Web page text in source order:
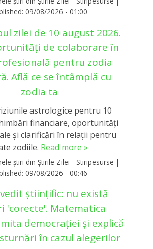
09/08/2026 - 01:00
zilei de 10 august 2026.
de colaborare în
pentru zodia
Află ce se întâmplă cu
zodia ta
astrologice pentru 10
financiare, oportunități
și clarificări în relații pentru
zodiile. Read more »
știri din Știrile Zilei - Stiripesurse |
09/08/2026 - 00:46
științific: nu există
'corecte'. Matematica
democrației și explică
în cazul alegerilor